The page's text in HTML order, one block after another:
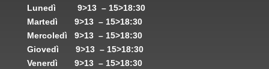
Lunedì 9>13 – 15>18:30
Martedì 9>13 – 15>18:30
Mercoledì 9>13 – 15>18:30
Giovedì 9>13 – 15>18:30
Venerdì 9>13 – 15>18:30